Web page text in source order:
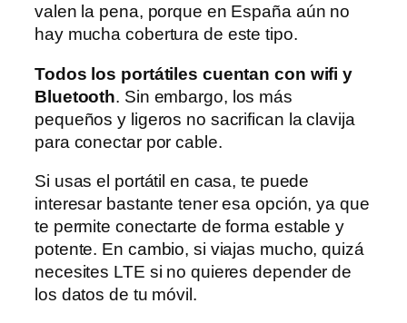
valen la pena, porque en España aún no
hay mucha cobertura de este tipo.
Todos los portátiles cuentan con wifi y
Bluetooth. Sin embargo, los más
pequeños y ligeros no sacrifican la clavija
para conectar por cable.
Si usas el portátil en casa, te puede
interesar bastante tener esa opción, ya que
te permite conectarte de forma estable y
potente. En cambio, si viajas mucho, quizá
necesites LTE si no quieres depender de
los datos de tu móvil.